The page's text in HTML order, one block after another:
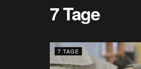
7 Tage
7 TAGE